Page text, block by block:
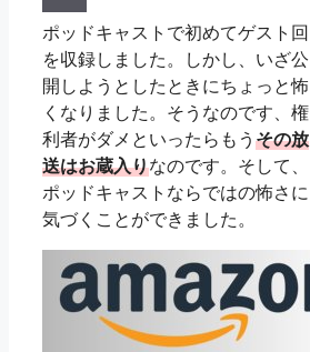
on
ポッドキャストで初めてゲスト回
を収録しました。しかし、いざ公
開しようとしたときにちょっと怖
くなりました。そうなのです、権
利者がダメといったらもう その放
送はお蔵入りなのです。そして、
ポッドキャストならではの怖さに
気づくことができました。